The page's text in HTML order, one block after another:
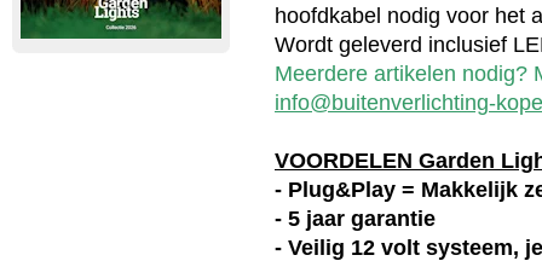
hoofdkabel nodig voor het
Wordt geleverd inclusief
Meerdere artikelen nodig?
info@buitenverlichting-
VOORDELEN Garden
- Plug&Play = Makkelijk
- 5 jaar garantie
- Veilig 12 volt systeem,